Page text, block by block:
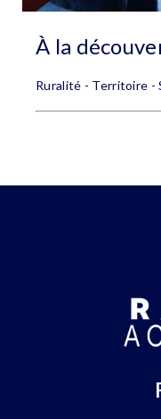
À la
Ruralité - Territoire -